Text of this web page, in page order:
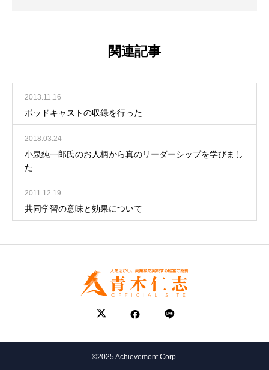
関連記事
2013.11.16
ポッドキャストの収録を行った
2018.03.24
小泉純一郎氏のお人柄から真のリーダーシップを学びまし
た
2011.12.19
共同学習の意味と効果について
©2025 Achievement Corp.